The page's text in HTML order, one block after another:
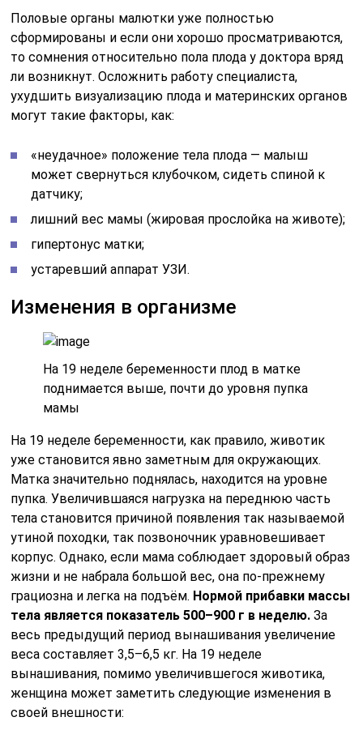
Половые органы малютки уже полностью
сформированы и если они хорошо просматриваются,
то сомнения относительно пола плода у доктора вряд
ли возникнут. Осложнить работу специалиста,
ухудшить визуализацию плода и материнских органов
могут такие факторы, как:
«неудачное» положение тела плода — малыш
может свернуться клубочком, сидеть спиной к
датчику;
лишний вес мамы (жировая прослойка на животе);
гипертонус матки;
устаревший аппарат УЗИ.
Изменения в организме
На 19 неделе беременности плод в матке
поднимается выше, почти до уровня пупка
мамы
На 19 неделе беременности, как правило, животик
уже становится явно заметным для окружающих.
Матка значительно поднялась, находится на уровне
пупка. Увеличившаяся нагрузка на переднюю часть
тела становится причиной появления так называемой
утиной походки, так позвоночник уравновешивает
корпус. Однако, если мама соблюдает здоровый образ
жизни и не набрала большой вес, она по-прежнему
грациозна и легка на подъём. Нормой прибавки массы
тела является показатель 500–900 г в неделю. За
весь предыдущий период вынашивания увеличение
веса составляет 3,5–6,5 кг. На 19 неделе
вынашивания, помимо увеличившегося животика,
женщина может заметить следующие изменения в
своей внешности: